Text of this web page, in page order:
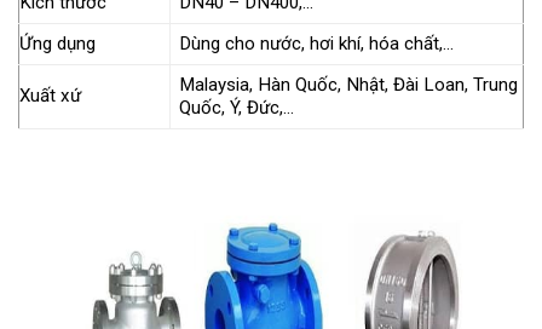
Ứng dụng
Dùng cho nước, hơi khí, hóa chất,…
Xuất xứ
Malaysia, Hàn Quốc, Nhật, Đài Loan, Trung
Quốc, Ý, Đức,…